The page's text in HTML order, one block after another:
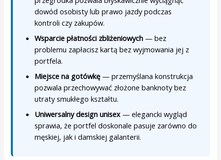
dowód osobisty lub prawo jazdy podczas
kontroli czy zakupów.
Wsparcie płatności zbliżeniowych — bez
problemu zapłacisz kartą bez wyjmowania jej z
portfela.
Miejsce na gotówkę — przemyślana konstrukcja
pozwala przechowywać złożone banknoty bez
utraty smukłego kształtu.
Uniwersalny design unisex — elegancki wygląd
sprawia, że portfel doskonale pasuje zarówno do
męskiej, jak i damskiej galanterii.